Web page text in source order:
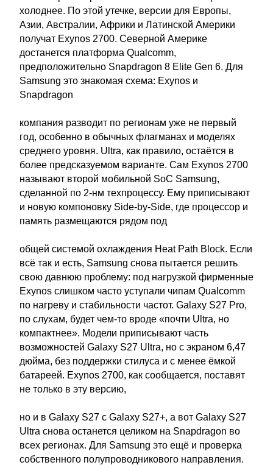
холоднее. По этой утечке, версии для Европы,
Азии, Австралии, Африки и Латинской Америки
получат Exynos 2700. Северной Америке
достанется платформа Qualcomm,
предположительно Snapdragon 8 Elite Gen 6. Для
Samsung это знакомая схема: Exynos и
Snapdragon
компания разводит по регионам уже не первый
год, особенно в обычных флагманах и моделях
среднего уровня. Ultra, как правило, остаётся в
более предсказуемом варианте. Сам Exynos 2700
называют второй мобильной SoC Samsung,
сделанной по 2-нм техпроцессу. Ему приписывают
и новую компоновку Side-by-Side, где процессор и
память размещаются рядом под
общей системой охлаждения Heat Path Block. Если
всё так и есть, Samsung снова пытается решить
свою давнюю проблему: под нагрузкой фирменные
Exynos слишком часто уступали чипам Qualcomm
по нагреву и стабильности частот. Galaxy S27 Pro,
по слухам, будет чем-то вроде «почти Ultra, но
компактнее». Модели приписывают часть
возможностей Galaxy S27 Ultra, но с экраном 6,47
дюйма, без поддержки стилуса и с менее ёмкой
батареей. Exynos 2700, как сообщается, поставят
не только в эту версию,
но и в Galaxy S27 с Galaxy S27+, а вот Galaxy S27
Ultra снова останется целиком на Snapdragon во
всех регионах. Для Samsung это ещё и проверка
собственного полупроводникового направления.